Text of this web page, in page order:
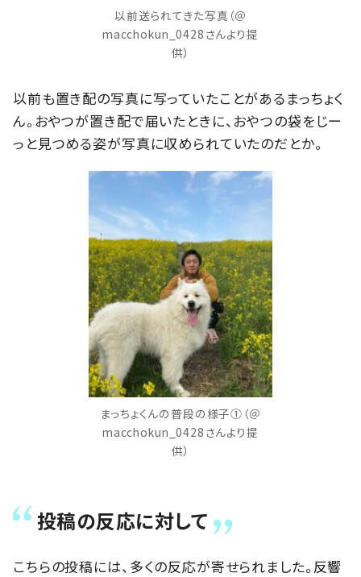
以前送られてきた写真（＠
macchokun_0428さんより提
供）
以前も置き配の写真に写っていたことがあるまっちょく
ん。おやつが置き配で届いたときに、おやつの袋をじー
っと見つめる姿が写真に収められていたのだとか。
まっちょくんの普段の様子①（＠
macchokun_0428さんより提
供）
投稿の反応に対して
こちらの投稿には、多くの反応が寄せられました。反響